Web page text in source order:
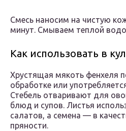
Смесь наносим на чистую
минут. Смываем теплой
Как использовать в
Хрустящая мякоть фенхеля
обработке или
Стебель отваривают для
блюд и супов. Листья
салатов, а семена — в
пряности.